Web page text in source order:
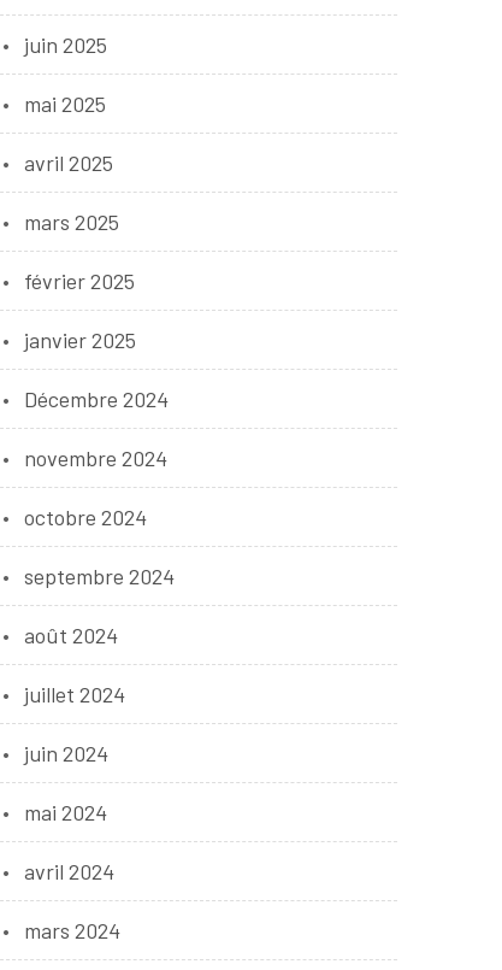
juin 2025
mai 2025
avril 2025
mars 2025
février 2025
janvier 2025
Décembre 2024
novembre 2024
octobre 2024
septembre 2024
août 2024
juillet 2024
juin 2024
mai 2024
avril 2024
mars 2024